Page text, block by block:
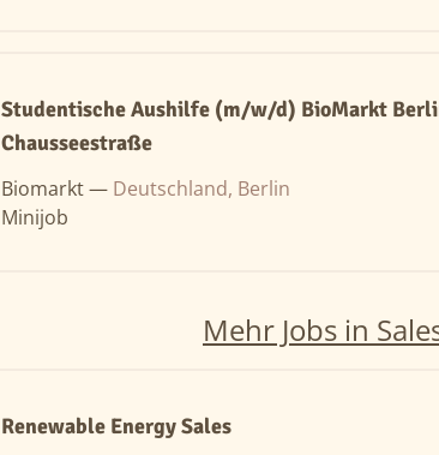
Studentische Aushilfe (m/w/d) BioMarkt
Chausseestraße
Biomarkt — Deutschland, Berlin
Minijob
Mehr Jobs in
Renewable Energy Sales